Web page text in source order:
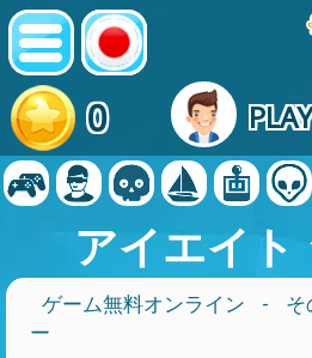
0
アイエイト
ゲーム無料オンライン - そ
ー